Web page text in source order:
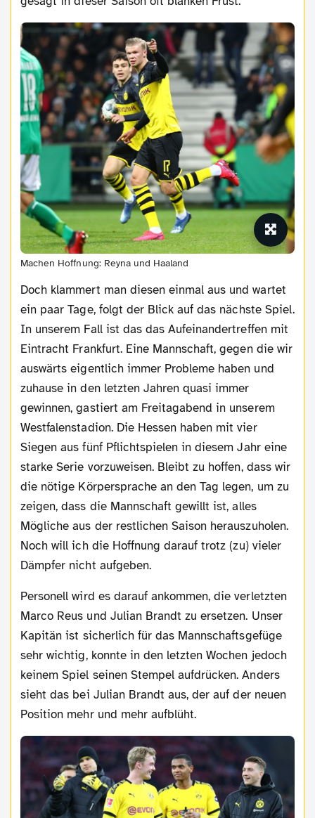
Machen Hoffnung: Reyna und Haaland
Doch klammert man diesen einmal aus und wartet
ein paar Tage, folgt der Blick auf das nächste Spiel.
In unserem Fall ist das das Aufeinandertreffen mit
Eintracht Frankfurt. Eine Mannschaft, gegen die wir
auswärts eigentlich immer Probleme haben und
zuhause in den letzten Jahren quasi immer
gewinnen, gastiert am Freitagabend in unserem
Westfalenstadion. Die Hessen haben mit vier
Siegen aus fünf Pflichtspielen in diesem Jahr eine
starke Serie vorzuweisen. Bleibt zu hoffen, dass wir
die nötige Körpersprache an den Tag legen, um zu
zeigen, dass die Mannschaft gewillt ist, alles
Mögliche aus der restlichen Saison herauszuholen.
Noch will ich die Hoffnung darauf trotz (zu) vieler
Dämpfer nicht aufgeben.
Personell wird es darauf ankommen, die verletzten
Marco Reus und Julian Brandt zu ersetzen. Unser
Kapitän ist sicherlich für das Mannschaftsgefüge
sehr wichtig, konnte in den letzten Wochen jedoch
keinem Spiel seinen Stempel aufdrücken. Anders
sieht das bei Julian Brandt aus, der auf der neuen
Position mehr und mehr aufblüht.